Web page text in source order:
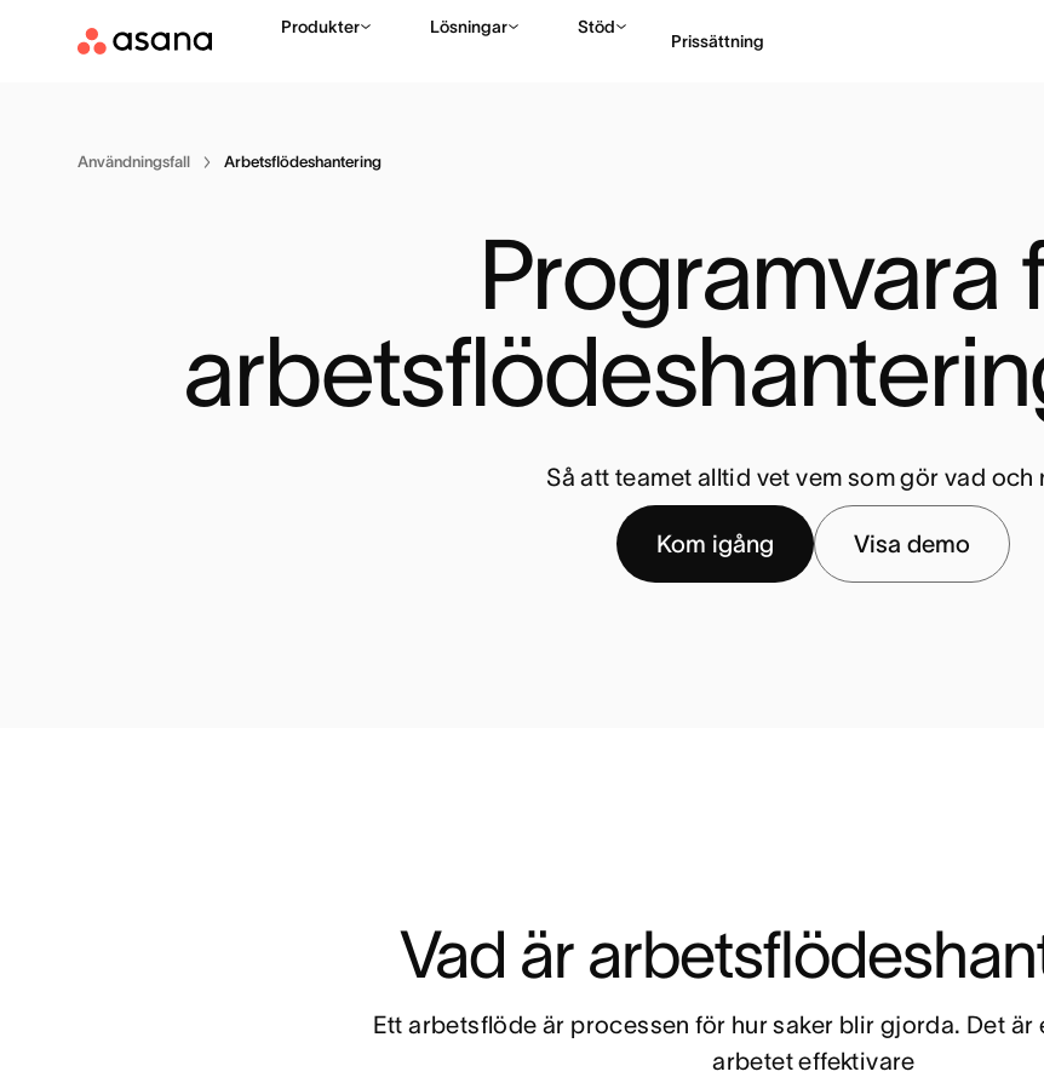
Produkter Lösningar Stöd
Prissättning
Användningsfall Arbetsflödeshantering
Programvara
Så att teamet alltid vet vem som gör vad och
Kom igång Visa demo
Vad är
Ett arbetsflöde är processen för hur saker blir gjorda. Det är
arbetet effektivare